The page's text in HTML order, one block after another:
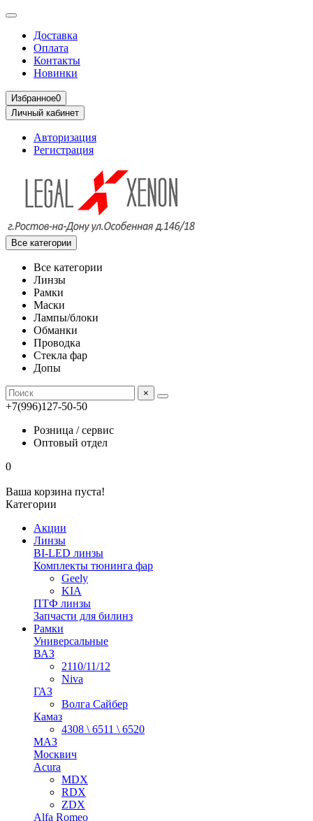
Доставка
Оплата
Контакты
Новинки
Избранное0
Личный кабинет
Авторизация
Регистрация
Все категории
Все категории
Линзы
Рамки
Маски
Лампы/блоки
Обманки
Проводка
Стекла фар
Допы
×
+7(996)127-50-50
Розница / сервис
Оптовый отдел
0
Ваша корзина пуста!
Категории
Акции
Линзы
BI-LED линзы
Комплекты тюнинга фар
Geely
KIA
ПТФ линзы
Запчасти для билинз
Рамки
Универсальные
ВАЗ
2110/11/12
Niva
ГАЗ
Волга Сайбер
Камаз
4308 \ 6511 \ 6520
МАЗ
Москвич
Acura
MDX
RDX
ZDX
Alfa Romeo